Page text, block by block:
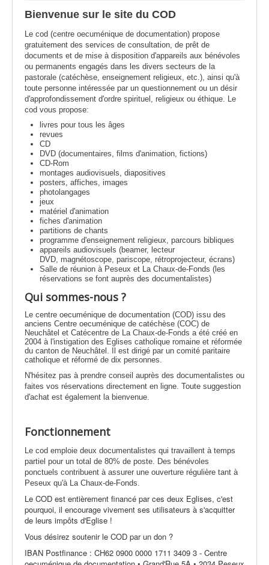
Bienvenue sur le site du COD
Le cod (centre oecuménique de documentation) propose
gratuitement des services de consultation, de prêt de
documents et de mise à disposition d'appareils aux bénévoles
ou permanents engagés dans les divers secteurs de la
pastorale (catéchèse, enseignement religieux, etc.), ainsi qu'à
toute personne intéressée par un questionnement ou un désir
d'approfondissement d'ordre spirituel, religieux ou éthique. Le
cod vous propose:
livres pour tous les âges
revues
CD
DVD (documentaires, films d'animation, fictions)
CD-Rom
montages audiovisuels, diapositives
posters, affiches, images
photolangages
jeux
matériel d'animation
fiches d'animation
partitions de chants
programme d'enseignement religieux, parcours bibliques
appareils audiovisuels (beamer, lecteur
DVD, magnétoscope, pariscope, rétroprojecteur, écrans)
Salle de réunion à Peseux et La Chaux-de-Fonds (les
réservations se font auprès des documentalistes)
Qui sommes-nous ?
Le centre oecuménique de documentation (COD) issu des
anciens Centre oecuménique de catéchèse (COC) de
Neuchâtel et Catécentre de La Chaux-de-Fonds a été créé en
2004 à l'instigation des Eglises catholique romaine et réformée
du canton de Neuchâtel. Il est dirigé par un comité paritaire
catholique et réformé de dix personnes.
N'hésitez pas à prendre conseil auprès des documentalistes ou
faites vos réservations directement en ligne. Toute suggestion
d'achat est également la bienvenue.
Fonctionnement
Le cod emploie deux documentalistes qui travaillent à temps
partiel pour un total de 80% de poste. Des bénévoles
ponctuels contribuent à assurer une ouverture régulière tant à
Peseux qu'à La Chaux-de-Fonds.
Le COD est entièrement financé par ces deux Eglises, c'est
pourquoi, il encourage vivement ses utilisateurs à s'acquitter
de leurs impôts d'Eglise !
Vous désirez soutenir le COD par un don ?
IBAN Postfinance : CH62 0900 0000 1711 3409 3 - Centre